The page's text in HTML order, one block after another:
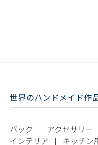
世界のハンドメイド作
バック | アクセサリー
インテリア | キッチン